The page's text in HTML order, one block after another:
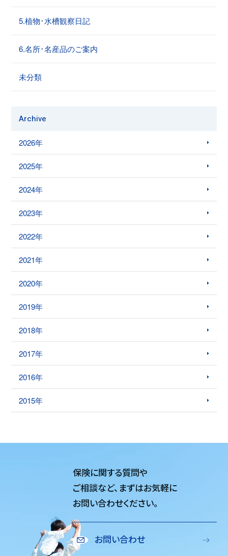
5.植物･水槽観察日記
6.名所･名産品のご案内
未分類
Archive
2026年
2025年
2024年
2023年
2022年
2021年
2020年
2019年
2018年
2017年
2016年
2015年
保険に関する質問や
ご相談など、 まずはお気軽に
お問い合わせください。
お問い合わせ